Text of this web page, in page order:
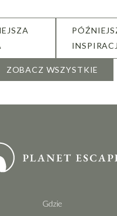
ZOBACZ WSZYSTKIE
Gdzie